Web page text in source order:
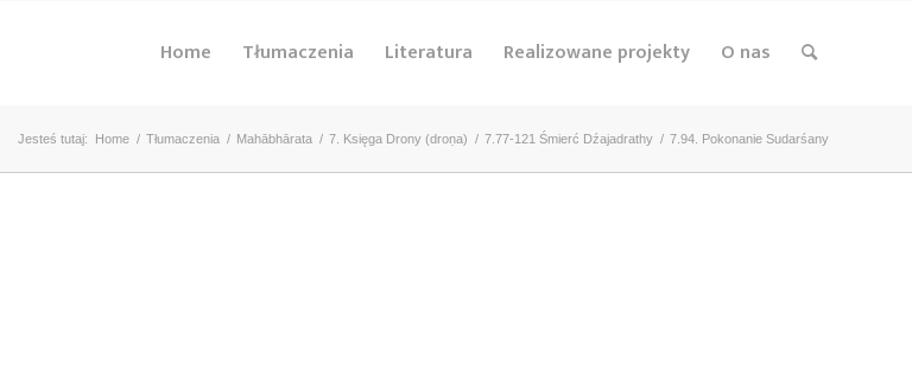
Home Tłumaczenia Literatura Realizowane projekty O nas
Jesteś tutaj: Home / Tłumaczenia / Mahābhārata / 7. Księga Drony (droṇa) / 7.77-121 Śmierć Dźajadrathy / 7.94. Pokonanie Sudarśany